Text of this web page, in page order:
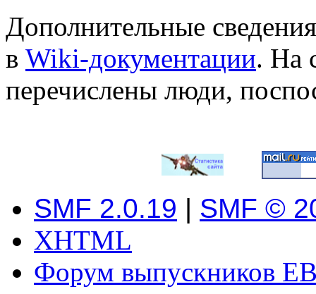
Дополнительные
в Wiki-документации. На
перечислены люди,
SMF 2.0.19 | SMF ©
XHTML
Форум выпускников